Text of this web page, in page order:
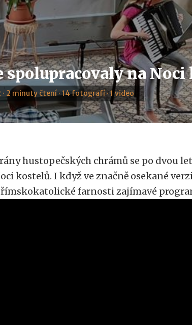
spolupracovaly na Noci
· 2 minuty čtení · 14 fotografí · 1 video
hustopečských chrámů se po dvou
kostelů. I když ve značně osekané
římskokatolické farnosti zajímavé